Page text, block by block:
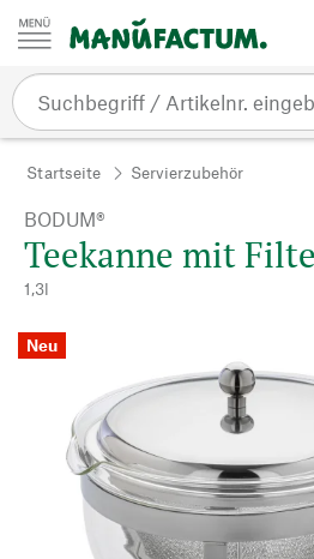
Zum Inhalt springen
Startseite Servierzubehör
BODUM®
Teekanne mit
1,3l
Neu